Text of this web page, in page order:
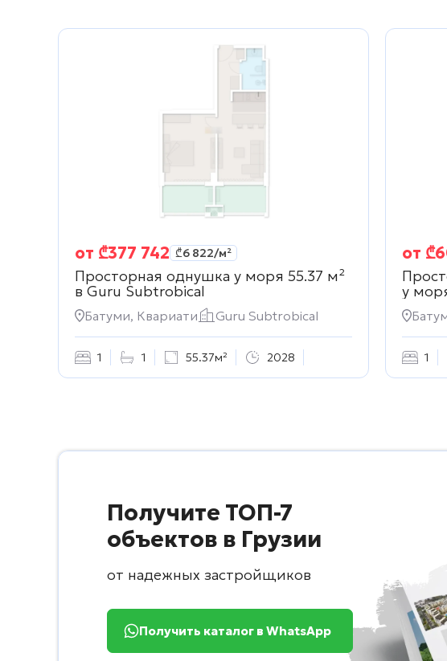
от ₾377 742 ₾6 822/м²
Просторная однушка у моря 55.37 м²
в Guru Subtrobical
Батуми, Квариати Guru Subtrobical
1 1 55.37м² 2028
от ₾
у
1
Получите ТОП-7
объектов в Грузии
от надежных застройщиков
Получить каталог в WhatsApp